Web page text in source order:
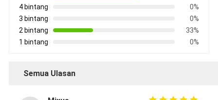
4 bintang
0%
3 bintang
0%
2 bintang
33%
1 bintang
0%
Semua Ulasan